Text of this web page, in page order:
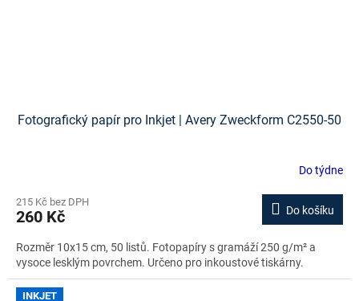
Fotografický papír pro Inkjet | Avery Zweckform C2550-50
Do týdne
215 Kč bez DPH
260 Kč Do košíku
Rozměr 10x15 cm, 50 listů. Fotopapíry s gramáží 250 g/m² a
vysoce lesklým povrchem. Určeno pro inkoustové tiskárny.
INKJET